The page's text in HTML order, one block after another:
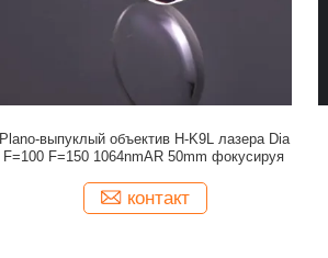
Plano-выпуклый объектив H-K9L лазера Dia
F=100 F=150 1064nmAR 50mm фокусируя
контакт